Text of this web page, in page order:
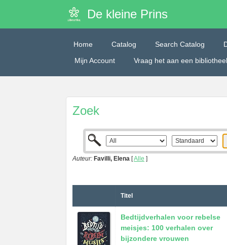
De kleine Prins
Home Catalog Search Catalog
Mijn Account
Vraag het aan een
Zoek
Auteur: Favilli, Elena [Alle ]
Titel
Bedtijdverhalen voor rebelse
meisjes: 100 verhalen over
bijzondere vrouwen